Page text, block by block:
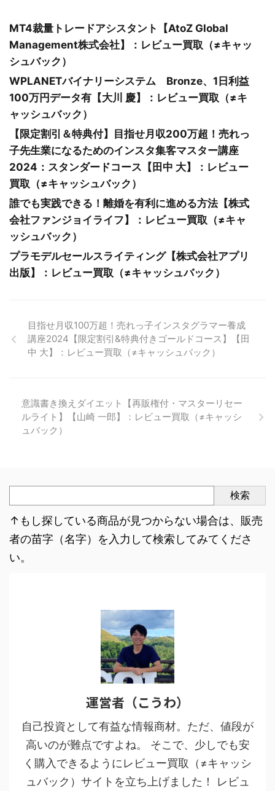
MT4裁量トレードアシスタント【AtoZ Global
Management株式会社】：レビュー買取（≠キャッ
シュバック）
WPLANETバイナリーシステム Bronze、1日利益
100万円データ有【大川 慶】：レビュー買取（≠キ
ャッシュバック）
【限定割引＆特典付】目指せ月収200万超！売れっ
子先生業になるためのインスタ集客マスター講座
2024：スタンダードコース【田中 大】：レビュー
買取（≠キャッシュバック）
誰でも実践できる！離婚を有利に進める方法【株式
会社ファンジョイライフ】：レビュー買取（≠キャ
ッシュバック）
プラモデルセールスライティング【株式会社アプリ
出版】：レビュー買取（≠キャッシュバック）
目指せ月収100万超！売れっ子インスタグラマー養成
講座2024【限定割引&特典付きゴールドコース】【田
中 大】：レビュー買取（≠キャッシュバック）
意識書き換えダイエット【再販権付・マスターリセー
ルライト】【山崎 一郎】：レビュー買取（≠キャッシ
ュバック）
検索
↑もし探している商品が見つからない場合は、販売
者の苗字（名字）を入力して検索してみてくださ
い。
運営者（こうわ）
自己投資として有益な情報商材。ただ、値段が
高いのが難点ですよね。 そこで、少しでも安
く購入できるようにレビュー買取（≠キャッシ
ュバック）サイトを立ち上げました！ レビュ